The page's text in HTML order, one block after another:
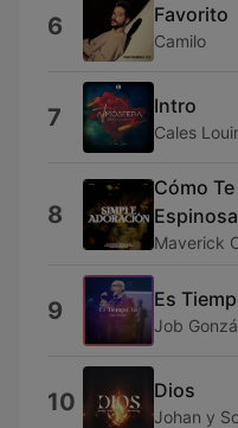
6 Favorito
Camilo
7 Intro
Cales
8
Cómo
Maverick
9 Es
Job
10 Dios
Johan y